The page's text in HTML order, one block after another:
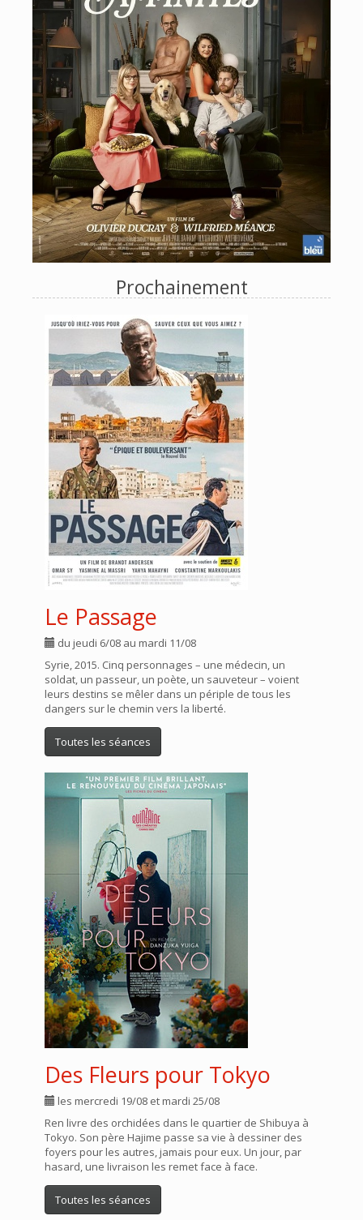
Prochainement
Le Passage
du jeudi 6/08 au mardi 11/08
Syrie, 2015. Cinq personnages – une médecin, un
soldat, un passeur, un poète, un sauveteur – voient
leurs destins se mêler dans un périple de tous les
dangers sur le chemin vers la liberté.
Toutes les séances
Des Fleurs pour Tokyo
les mercredi 19/08 et mardi 25/08
Ren livre des orchidées dans le quartier de Shibuya à
Tokyo. Son père Hajime passe sa vie à dessiner des
foyers pour les autres, jamais pour eux. Un jour, par
hasard, une livraison les remet face à face.
Toutes les séances